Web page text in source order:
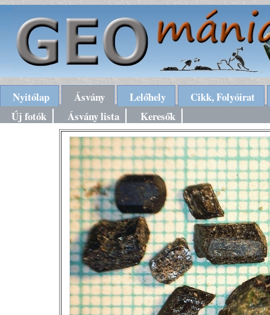
Nyitólap Ásvány Lelőhely
Cikk, Folyóirat
Új fotók
Ásvány lista Keresők